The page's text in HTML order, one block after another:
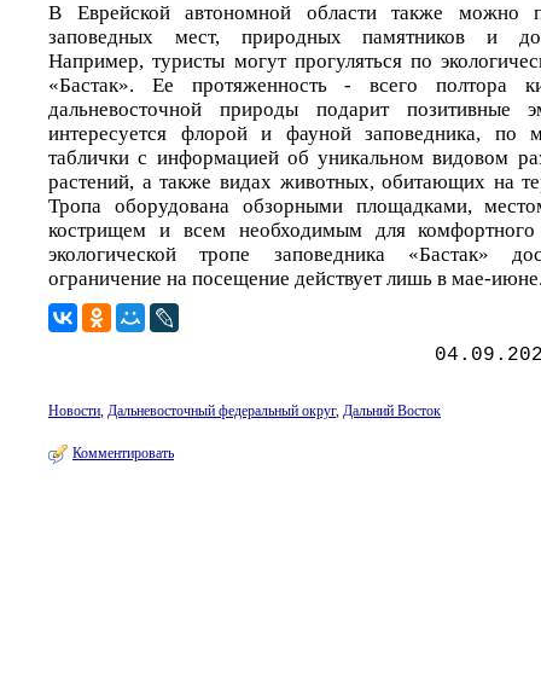
В Еврейской автономной области также можно
заповедных мест, природных памятников и
Например, туристы могут прогуляться по
«Бастак». Ее протяженность - всего полтора
дальневосточной природы подарит
интересуется флорой и фауной заповедника, по
таблички с информацией об уникальном видовом
растений, а также видах животных, обитающих на
Тропа оборудована обзорными площадками,
кострищем и всем необходимым для
экологической тропе заповедника «Бастак»
ограничение на посещение действует лишь в мае-
Новости, Дальневосточный федеральный округ, Дальний Восток
Комментировать